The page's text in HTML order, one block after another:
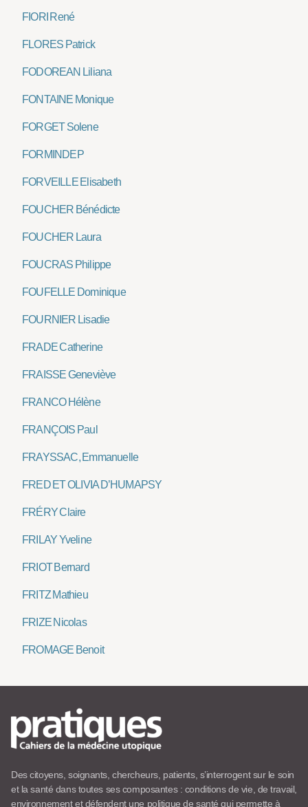
FIORI René
FLORES Patrick
FODOREAN Liliana
FONTAINE Monique
FORGET Solene
FORMINDEP
FORVEILLE Elisabeth
FOUCHER Bénédicte
FOUCHER Laura
FOUCRAS Philippe
FOUFELLE Dominique
FOURNIER Lisadie
FRADE Catherine
FRAISSE Geneviève
FRANCO Hélène
FRANÇOIS Paul
FRAYSSAC, Emmanuelle
FRED ET OLIVIA D’HUMAPSY
FRÉRY Claire
FRILAY Yveline
FRIOT Bernard
FRITZ Mathieu
FRIZE Nicolas
FROMAGE Benoit
Des citoyens, soignants, chercheurs, patients, s’interrogent sur le soin
et la santé dans toutes ses composantes : conditions de vie, de travail,
environnement et défendent une politique de santé qui permette à